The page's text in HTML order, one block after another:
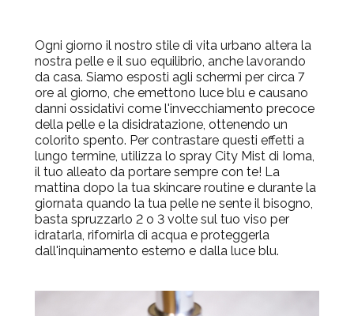
Ogni giorno il nostro stile di vita urbano altera la
nostra pelle e il suo equilibrio, anche lavorando
da casa. Siamo esposti agli schermi per circa 7
ore al giorno, che emettono luce blu e causano
danni ossidativi come l'invecchiamento precoce
della pelle e la disidratazione, ottenendo un
colorito spento. Per contrastare questi effetti a
lungo termine, utilizza lo spray City Mist di Ioma,
il tuo alleato da portare sempre con te! La
mattina dopo la tua skincare routine e durante la
giornata quando la tua pelle ne sente il bisogno,
basta spruzzarlo 2 o 3 volte sul tuo viso per
idratarla, rifornirla di acqua e proteggerla
dall'inquinamento esterno e dalla luce blu.